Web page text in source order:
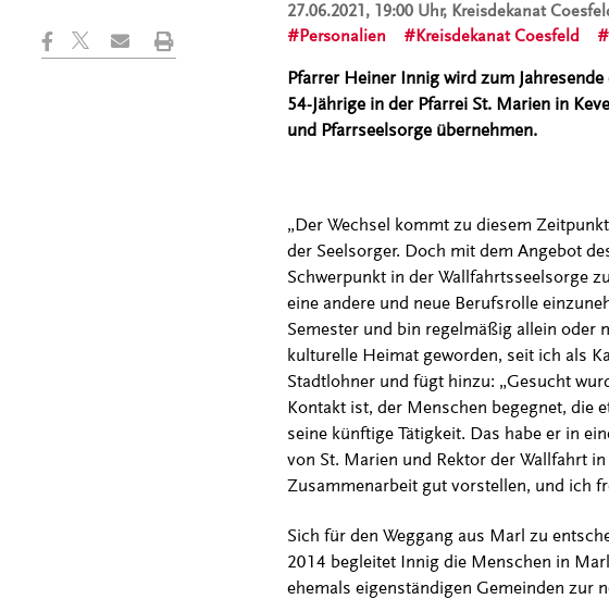
27.06.2021, 19:00 Uhr, Kreisdekanat
Personalien
Kreisdekanat Coesfeld
Pfarrer Heiner Innig wird zum
54-Jährige in der Pfarrei St. Marien in
und Pfarrseelsorge übernehmen.
„Der Wechsel kommt zu diesem
der Seelsorger. Doch mit dem Angebot
Schwerpunkt in der Wallfahrtsseelsorge
eine andere und neue Berufsrolle
Semester und bin regelmäßig allein
kulturelle Heimat geworden, seit ich als
Stadtlohner und fügt hinzu: „Gesucht
Kontakt ist, der Menschen begegnet, die
seine künftige Tätigkeit. Das habe er in
von St. Marien und Rektor der Wallfahrt
Zusammenarbeit gut vorstellen, und ich
Sich für den Weggang aus Marl zu
2014 begleitet Innig die Menschen in
ehemals eigenständigen Gemeinden zur